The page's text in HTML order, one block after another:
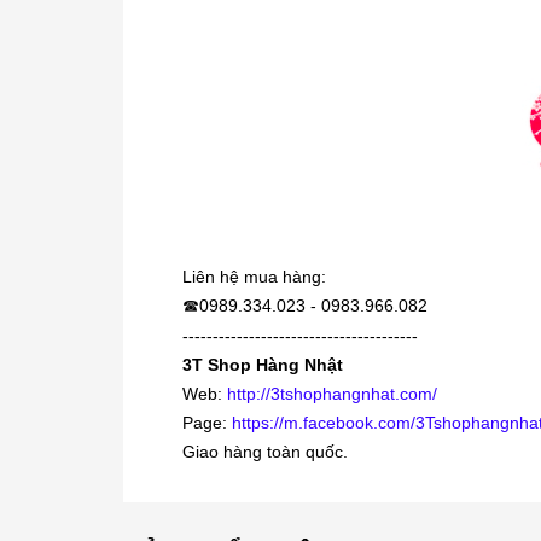
Liên hệ mua hàng:
☎0989.334.023 - 0983.966.082
---------------------------------------
3T Shop Hàng Nhật
Web: http://3tshophangnhat.com/
Page: https://m.facebook.com/
Giao hàng toàn quốc.